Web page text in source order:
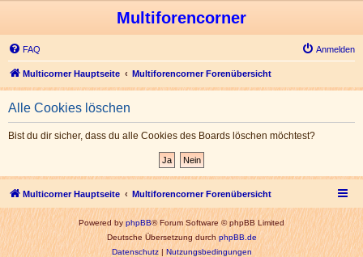
Multiforencorner
FAQ Anmelden
Multicorner Hauptseite Multiforencorner Forenübersicht
Alle Cookies löschen
Bist du dir sicher, dass du alle Cookies des Boards löschen möchtest?
Multicorner Hauptseite Multiforencorner Forenübersicht
Powered byphpBB® Forum Software © phpBB Limited
Deutsche Übersetzung durchphpBB.de
Datenschutz|Nutzungsbedingungen